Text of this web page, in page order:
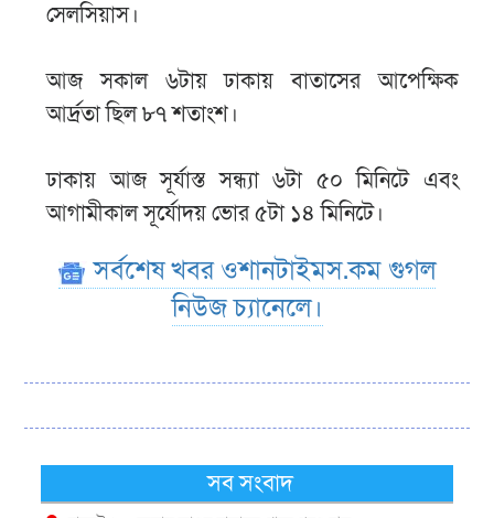
সেলসিয়াস।
আজ সকাল ৬টায় ঢাকায় বাতাসের আপেক্ষিক
আর্দ্রতা ছিল ৮৭ শতাংশ।
ঢাকায় আজ সূর্যাস্ত সন্ধ্যা ৬টা ৫০ মিনিটে এবং
আগামীকাল সূর্যোদয় ভোর ৫টা ১৪ মিনিটে।
সর্বশেষ খবর ওশানটাইমস.কম গুগল
নিউজ চ্যানেলে।
সব সংবাদ